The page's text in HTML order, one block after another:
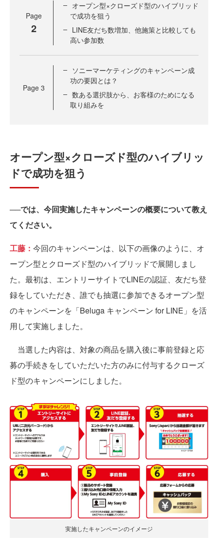
Page
2
オープン型×クローズド型のハイブリッド
で成功を狙う
LINE友だち数増加、他施策と比較しても
高い参加数
Page 3
ソニーマーケティングのキャンペーン成
功の要因とは？
数ある選択肢から、お客様のためになる
取り組みを
オープン型×クローズド型のハイブリッ
ドで成功を狙う
──では、今回実施したキャンペーンの概要について教え
てください。
工藤： 今回のキャンペーンは、以下の画像のように、オ
ープン型とクローズド型のハイブリッドで展開しまし
た。最初は、エントリーサイトでLINEの認証、友だち登
録をしていただき、誰でも抽選に参加できるオープン型
のキャンペーンを「Beluga キャンペーン for LINE」を活
用して実施しました。
当選した内容は、対象の商品を購入後に事前登録と応
募の手続きをしていただいた方のみに付与するクローズ
ド型のキャンペーンにしました。
実施したキャンペーンのイメージ